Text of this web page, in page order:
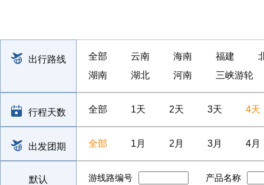
出行路线 全部 云南 海南 福建
湖南
湖北 河南 三峡游轮
行程天数 全部 1天 2天 3天 4天
出发团期 全部 1月 2月 3月 4月
默认 游线路编号 产品名称